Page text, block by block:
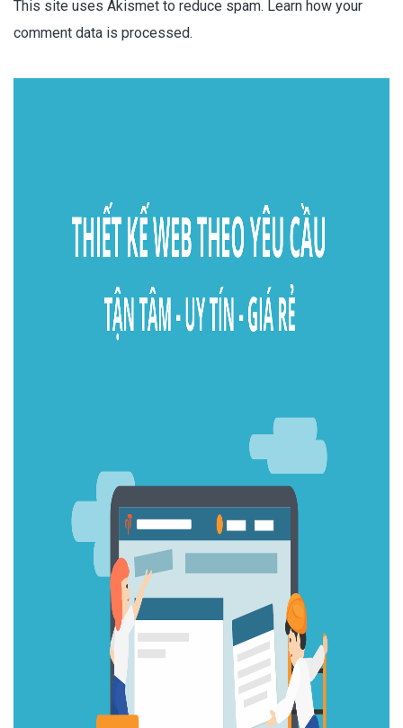
This site uses Akismet to reduce spam. Learn how your
comment data is processed.